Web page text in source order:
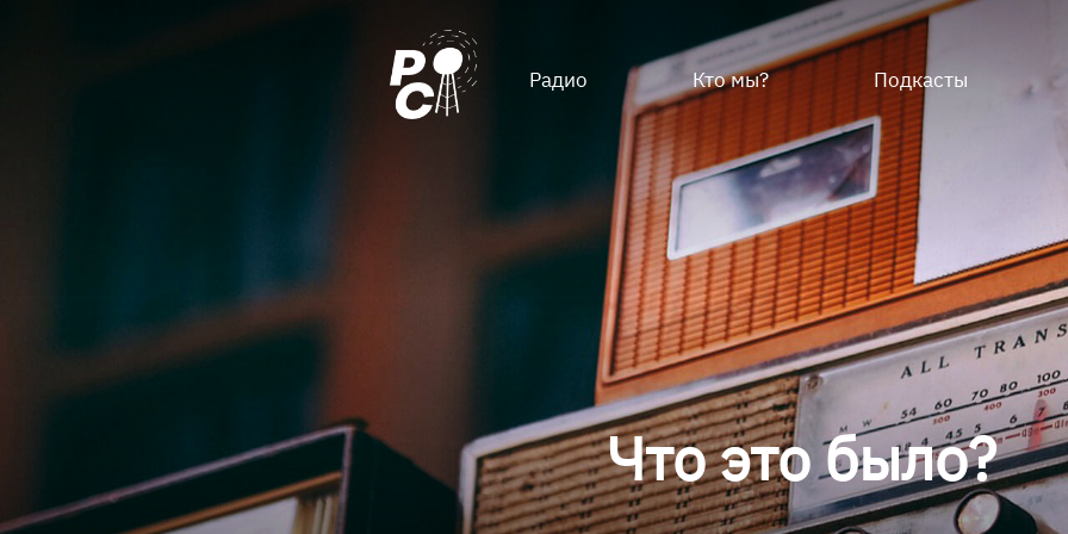
Радио Кто мы? Подкасты
Что это было?